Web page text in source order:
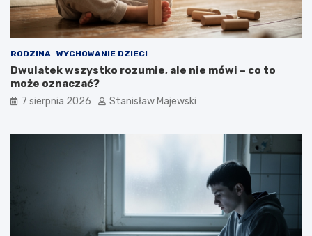
RODZINA WYCHOWANIE DZIECI
Dwulatek wszystko rozumie, ale nie mówi – co to
może oznaczać?
7 sierpnia 2026 Stanisław Majewski